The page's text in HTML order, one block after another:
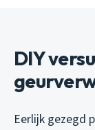
DIY
Eerlijk gezegd